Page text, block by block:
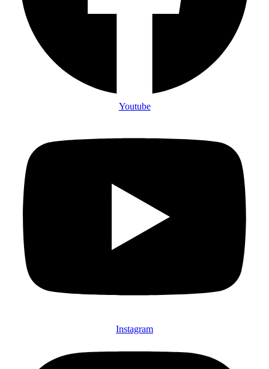
Youtube
Instagram